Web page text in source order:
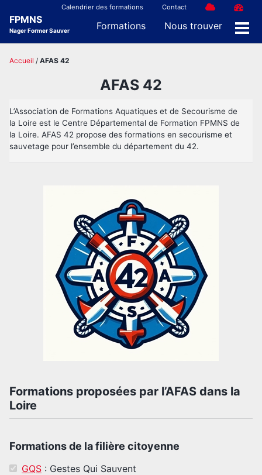
primary
content
footer
Calendrier des formations Contact
FPMNS
Nager Former Sauver Formations Nous trouver
Accueil / AFAS 42
AFAS 42
L’Association de Formations Aquatiques et de Secourisme de
la Loire est le Centre Départemental de Formation FPMNS de
la Loire. AFAS 42 propose des formations en secourisme et
sauvetage pour l’ensemble du département du 42.
Formations proposées par l’AFAS dans la
Loire
Formations de la filière citoyenne
GQS : Gestes Qui Sauvent